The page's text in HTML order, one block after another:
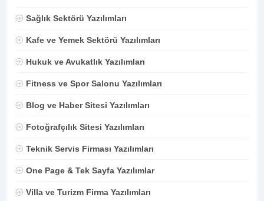
Sağlık Sektörü Yazılımları
Kafe ve Yemek Sektörü Yazılımları
Hukuk ve Avukatlık Yazılımları
Fitness ve Spor Salonu Yazılımları
Blog ve Haber Sitesi Yazılımları
Fotoğrafçılık Sitesi Yazılımları
Teknik Servis Firması Yazılımları
One Page & Tek Sayfa Yazılımlar
Villa ve Turizm Firma Yazılımları